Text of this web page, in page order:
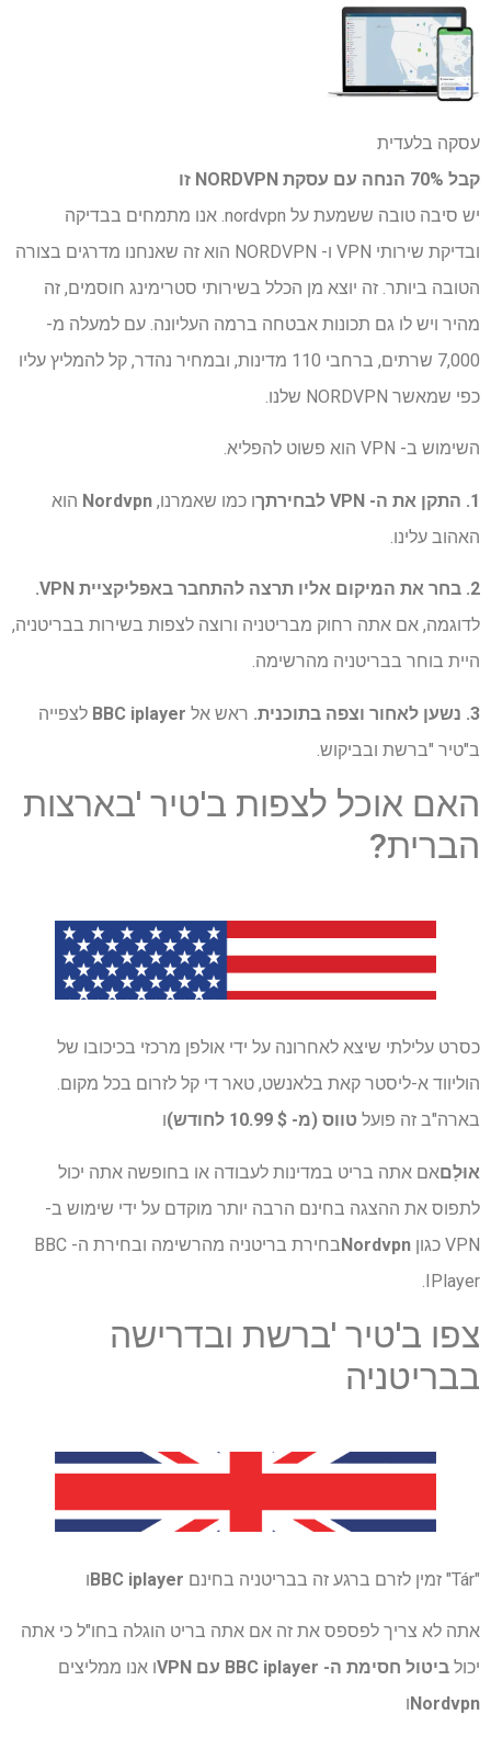
עסקה בלעדית
קבל 70% הנחה עם עסקת NORDVPN זו
יש סיבה טובה ששמעת על nordvpn. אנו מתמחים בבדיקה
ובדיקת שירותי VPN ו- NORDVPN הוא זה שאנחנו מדרגים בצורה
הטובה ביותר. זה יוצא מן הכלל בשירותי סטרימינג חוסמים, זה
מהיר ויש לו גם תכונות אבטחה ברמה העליונה. עם למעלה מ-
7,000 שרתים, ברחבי 110 מדינות, ובמחיר נהדר, קל להמליץ ​​עליו
כפי שמאשר NORDVPN שלנו.
השימוש ב- VPN הוא פשוט להפליא.
1. התקן את ה- VPN לבחירתך ו כמו שאמרנו, Nordvpn הוא
האהוב עלינו.
2. בחר את המיקום אליו תרצה להתחבר באפליקציית VPN.
לדוגמה, אם אתה רחוק מבריטניה ורוצה לצפות בשירות בבריטניה,
היית בוחר בבריטניה מהרשימה.
3. נשען לאחור וצפה בתוכנית. ראש אל BBC iplayer לצפייה
ב"טיר "ברשת ובביקוש.
האם אוכל לצפות ב'טיר 'בארצות
הברית?
כסרט עלילתי שיצא לאחרונה על ידי אולפן מרכזי בכיכובו של
הוליווד א-ליסטר קאת בלאנשט, טאר די קל לזרום בכל מקום.
בארה"ב זה פועל טווס (מ- $ 10.99 לחודש) ו
אוּלָםאם אתה בריט במדינות לעבודה או בחופשה אתה יכול
לתפוס את ההצגה בחינם הרבה יותר מוקדם על ידי שימוש ב-
VPN כגון
Nordvpn
בחירת בריטניה מהרשימה ובחירת ה- BBC
IPlayer.
צפו ב'טיר 'ברשת ובדרישה
בבריטניה
"Tár" זמין לזרם ברגע זה בבריטניה בחינם BBC iplayerו
אתה לא צריך לפספס את זה אם אתה בריט הוגלה בחו"ל כי אתה
יכול ביטול חסימת ה- BBC iplayer עם VPN
ו אנו ממליצים
Nordvpnו